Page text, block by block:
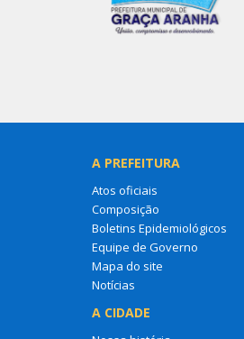
A PREFEITURA
Atos oficiais
Composição
Boletins Epidemiológicos
Equipe de Governo
Mapa do site
Notícias
A CIDADE